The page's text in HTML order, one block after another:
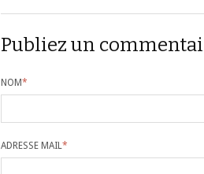
Publiez un
NOM*
ADRESSE MAIL*